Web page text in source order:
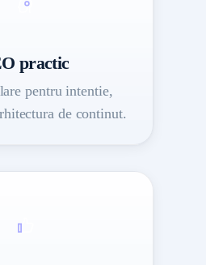
practic
pentru intentie,
de continut.